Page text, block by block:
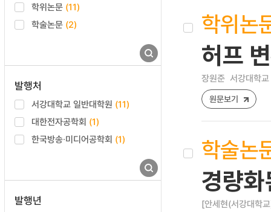
학위논문 (11)
학술논문 (2)
발행처
서강대학교 일반대학원 (11)
대한전자공학회 (1)
한국방송∙미디어공학회 (1)
발행년
학위논
허프
장원준 서강대학
원문보기
학술논
경량
[안세현(서강대학